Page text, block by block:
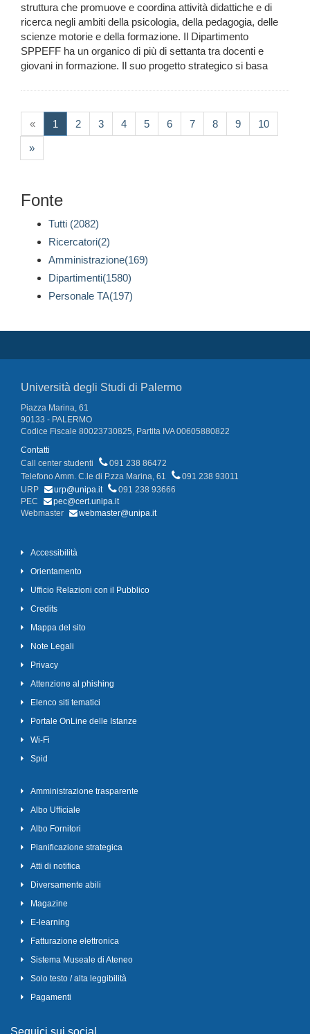
struttura che promuove e coordina attività didattiche e di
ricerca negli ambiti della psicologia, della pedagogia, delle
scienze motorie e della formazione. Il Dipartimento
SPPEFF ha un organico di più di settanta tra docenti e
giovani in formazione. Il suo progetto strategico si basa
« 1 (current)
2 3 4 5 6 7 8 9 10
»
Fonte
Tutti (2082)
Ricercatori(2)
Amministrazione(169)
Dipartimenti(1580)
Personale TA(197)
Università degli Studi di Palermo
Piazza Marina, 61
90133 - PALERMO
Codice Fiscale 80023730825, Partita IVA 00605880822
Contatti
Call center studenti
091 238 86472
Telefono Amm. C.le di P.zza Marina, 61
091 238 93011
URP
urp@unipa.it
091 238 93666
PEC
pec@cert.unipa.it
Webmaster
webmaster@unipa.it
Accessibilità
Orientamento
Ufficio Relazioni con il Pubblico
Credits
Mappa del sito
Note Legali
Privacy
Attenzione al phishing
Elenco siti tematici
Portale OnLine delle Istanze
Wi-Fi
Spid
Amministrazione trasparente
Albo Ufficiale
Albo Fornitori
Pianificazione strategica
Atti di notifica
Diversamente abili
Magazine
E-learning
Fatturazione elettronica
Sistema Museale di Ateneo
Solo testo / alta leggibilità
Pagamenti